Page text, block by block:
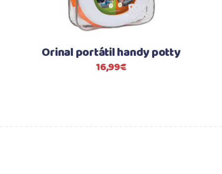
Orinal portátil handy potty
16,99€